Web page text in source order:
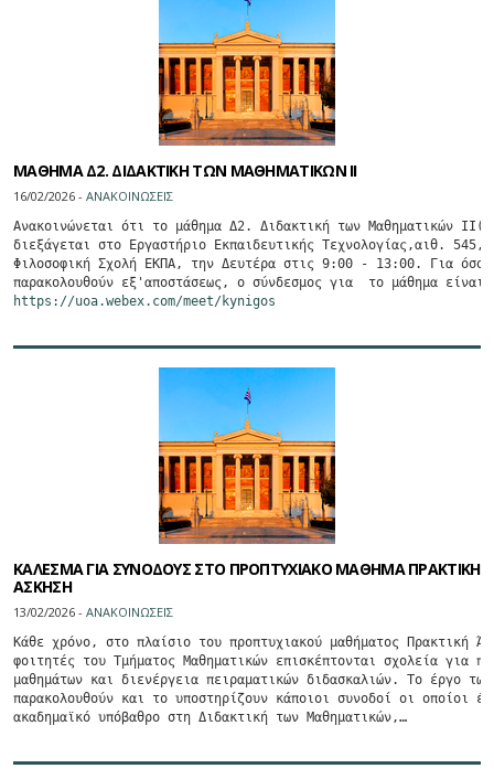
ΜΑΘΗΜΑ Δ2. ΔΙΔΑΚΤΙΚΗ ΤΩΝ ΜΑΘΗΜΑΤΙΚΩΝ ΙΙ
16/02/2026 - ΑΝΑΚΟΙΝΩΣΕΙΣ
Ανακοινώνεται ότι το μάθημα Δ2. Διδακτική των Μαθηματικών
διεξάγεται στο Εργαστήριο Εκπαιδευτικής Τεχνολογίας,αιθ. 545,
Φιλοσοφική Σχολή ΕΚΠΑ, την Δευτέρα στις 9:00 - 13:00. Για
https://uoa.webex.com/meet/kynigos
ΚΑΛΕΣΜΑ ΓΙΑ ΣΥΝΟΔΟΥΣ ΣΤΟ ΠΡΟΠΤΥΧΙΑΚΟ ΜΑΘΗΜΑ ΠΡΑΚΤΙΚΗ
ΑΣΚΗΣΗ
13/02/2026 - ΑΝΑΚΟΙΝΩΣΕΙΣ
Κάθε χρόνο, στο πλαίσιο του προπτυχιακού μαθήματος Πρακτική
φοιτητές του Τμήματος Μαθηματικών επισκέπτονται σχολεία για
μαθημάτων και διενέργεια πειραματικών διδασκαλιών. Το έργο
παρακολουθούν και το υποστηρίζουν κάποιοι συνοδοί οι οποίοι
ακαδημαϊκό υπόβαθρο στη Διδακτική των Μαθηματικών,…